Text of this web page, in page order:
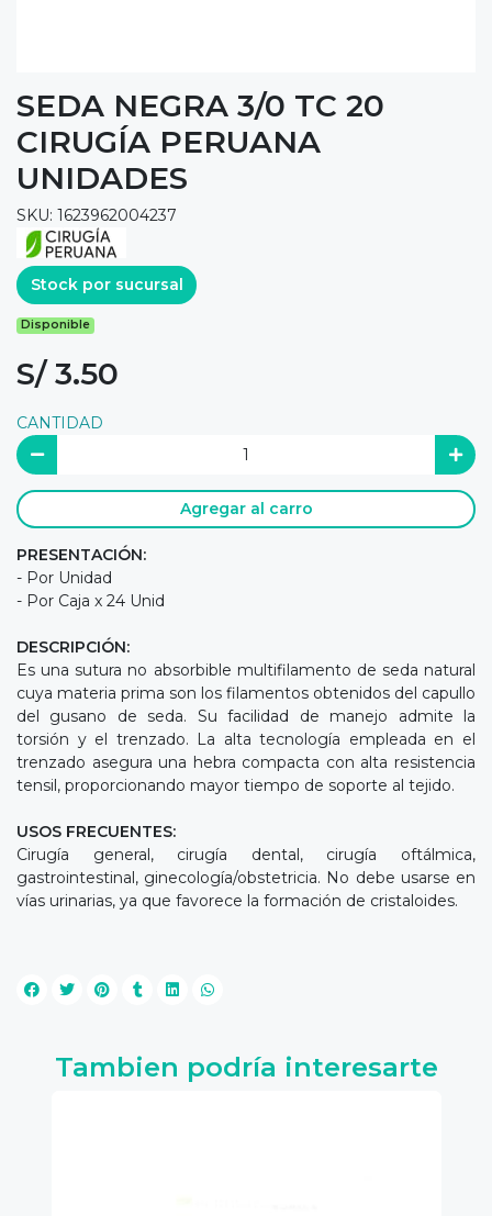
SEDA NEGRA 3/0 TC 20
CIRUGÍA PERUANA
UNIDADES
SKU: 1623962004237
Stock por sucursal
Disponible
S/ 3.50
CANTIDAD
Agregar al carro
PRESENTACIÓN:
- Por Unidad
- Por Caja x 24 Unid
DESCRIPCIÓN:
Es una sutura no absorbible multifilamento de seda natural
cuya materia prima son los filamentos obtenidos del capullo
del gusano de seda. Su facilidad de manejo admite la
torsión y el trenzado. La alta tecnología empleada en el
trenzado asegura una hebra compacta con alta resistencia
tensil, proporcionando mayor tiempo de soporte al tejido.
USOS FRECUENTES:
Cirugía general, cirugía dental, cirugía oftálmica,
gastrointestinal, ginecología/obstetricia. No debe usarse en
vías urinarias, ya que favorece la formación de cristaloides.
Tambien podría interesarte